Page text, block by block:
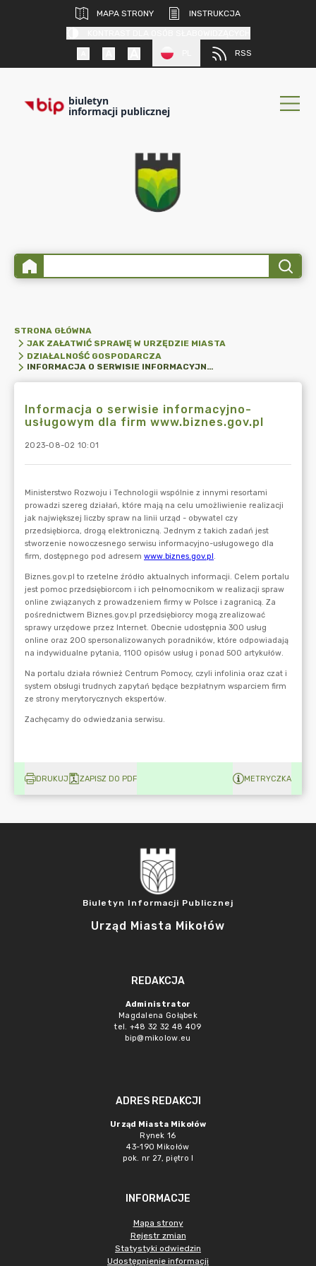
MAPA STRONY
INSTRUKCJA
RSS
biuletyn
informacji publicznej
STRONA GŁÓWNA
JAK ZAŁATWIĆ SPRAWĘ W URZĘDZIE MIASTA
DZIAŁALNOŚĆ GOSPODARCZA
INFORMACJA O SERWISIE INFORMACYJNO-USŁUGOWYM DLA FIRM WWW.BIZNES.GOV.PL
Informacja o serwisie informacyjno-
usługowym dla firm www.biznes.gov.pl
2023-08-02 10:01
DRUKUJ ZAPISZ DO PDF METRYCZKA
Biuletyn Informacji Publicznej
Urząd Miasta Mikołów
REDAKCJA
Administrator
Magdalena Gołąbek
tel. +48 32 32 48 409
bip@mikolow.eu
ADRES REDAKCJI
Urząd Miasta Mikołów
Rynek 16
43-190 Mikołów
pok. nr 27, piętro I
INFORMACJE
Mapa strony
Rejestr zmian
Statystyki odwiedzin
Udostępnienie informacji